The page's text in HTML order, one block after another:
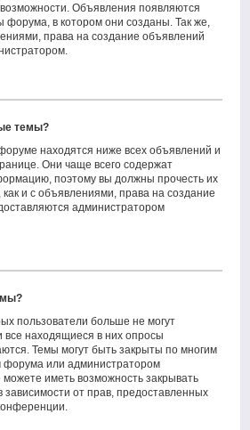
Объявления появляются
форума, в котором они созданы. Так же,
права на создание объявлений
темы?
находятся ниже всех объявлений и
Они чаще всего содержат
поэтому вы должны прочесть их
и с объявлениями, права на создание
администратором
пользователи больше не могут
все находящиеся в них опросы
Темы могут быть закрыты по многим
или администратором
иметь возможность закрывать
от прав, предоставленных